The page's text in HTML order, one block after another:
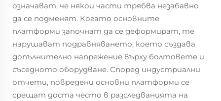
означават, че някои части трябва незабавно
да се подменят. Когато основните
платформи започнат да се деформират, те
нарушават подравняването, което създава
допълнително напрежение върху болтовете и
съседното оборудване. Според индустриални
отчети, повредени основни платформи се
срещат доста често в разследванията на